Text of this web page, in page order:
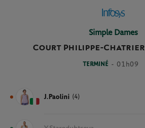
Simple Dames
Court Philippe-Chatrier
TERMINÉ - 01h09
J.Paolini (4)